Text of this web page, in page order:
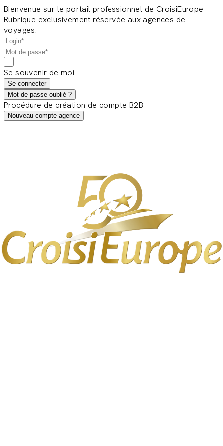
Bienvenue sur le portail professionnel de CroisiEurope
Rubrique exclusivement réservée aux agences de
voyages.
Se souvenir de moi
Se connecter
Mot de passe oublié ?
Procédure de création de compte B2B
Nouveau compte agence